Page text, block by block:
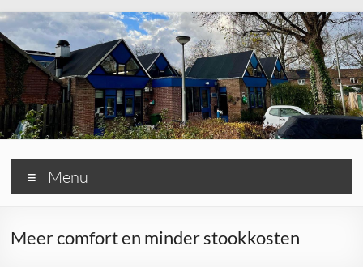
Ga
naar
de
inhoud
De
Nieuwe
Sleutel
Menu
Meer comfort en minder stookkosten